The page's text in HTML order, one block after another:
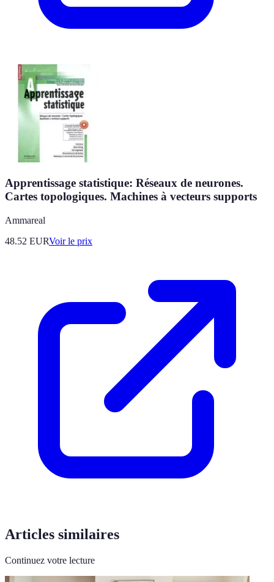
Apprentissage statistique: Réseaux de neurones.
Cartes topologiques. Machines à vecteurs supports
Ammareal
48.52 EURVoir le prix
Articles similaires
Continuez votre lecture